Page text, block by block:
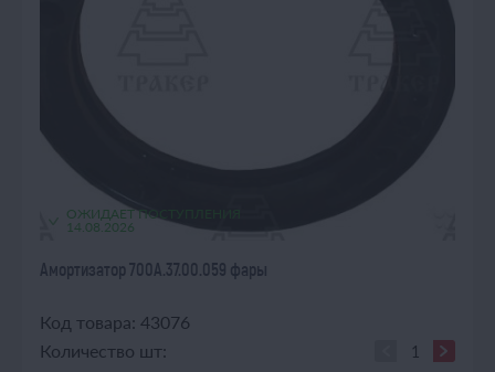
ОЖИДАЕТ ПОСТУПЛЕНИЯ
14.08.2026
Амортизатор 700А.37.00.059 фары
Код товара: 43076
Количество шт: